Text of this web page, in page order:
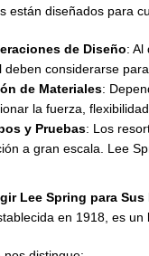
están diseñados para
de Diseño: Al
deben considerarse
de Materiales:
la fuerza,
y Pruebas: Los
a gran escala. Lee
Lee Spring para
en 1918, es